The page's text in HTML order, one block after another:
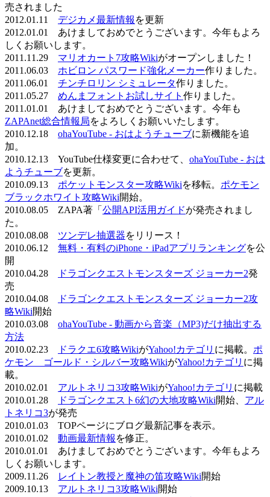
売されました
2012.01.11 デジカメ最新情報 を更新
2012.01.01 あけましておめでとうございます。今年もよろ
しくお願いします。
2011.11.29 マリオカート7攻略Wikiがオープンしました！
2011.06.03 ホビロン パスワード強化メーカー作りました。
2011.06.01 チンチロリン シミュレータ作りました。
2011.05.27 めんまフォントお試しサイト 作りました。
2011.01.01 あけましておめでとうございます。今年も
ZAPAnet総合情報局をよろしくお願いいたします。
2010.12.18 ohaYouTube - おはようチューブに新機能を追
加。
2010.12.13 YouTube仕様変更に合わせて、 ohaYouTube - おは
ようチューブを更新。
2010.09.13 ポケットモンスター攻略Wikiを移転。 ポケモン
ブラックホワイト攻略Wiki開始。
2010.08.05 ZAPA著「 公開API活用ガイドが発売されまし
た。
2010.08.08 ツンデレ抽選器をリリース！
2010.06.12 無料・有料のiPhone・iPadアプリランキングを公
開
2010.04.28
ドラゴンクエストモンスターズ ジョーカー2発
売
2010.04.08
ドラゴンクエストモンスターズ ジョーカー2攻
略Wiki開始
2010.03.08 ohaYouTube - 動画から音楽（MP3)だけ抽出する
方法
2010.02.23
ドラクエ6攻略WikiがYahoo!カテゴリ に掲載。 ポ
ケモン ゴールド・シルバー攻略WikiがYahoo!カテゴリ に掲
載。
2010.02.01 アルトネリコ3攻略WikiがYahoo!カテゴリ に掲載
2010.01.28
ドラゴンクエスト6幻の大地攻略Wiki開始、 アル
トネリコ3が発売
2010.01.03 TOPページにブログ最新記事を表示。
2010.01.02 動画最新情報 を修正。
2010.01.01 あけましておめでとうございます。今年もよろ
しくお願いします。
2009.11.26
レイトン教授と魔神の笛攻略Wiki開始
2009.10.13 アルトネリコ3攻略Wiki開始